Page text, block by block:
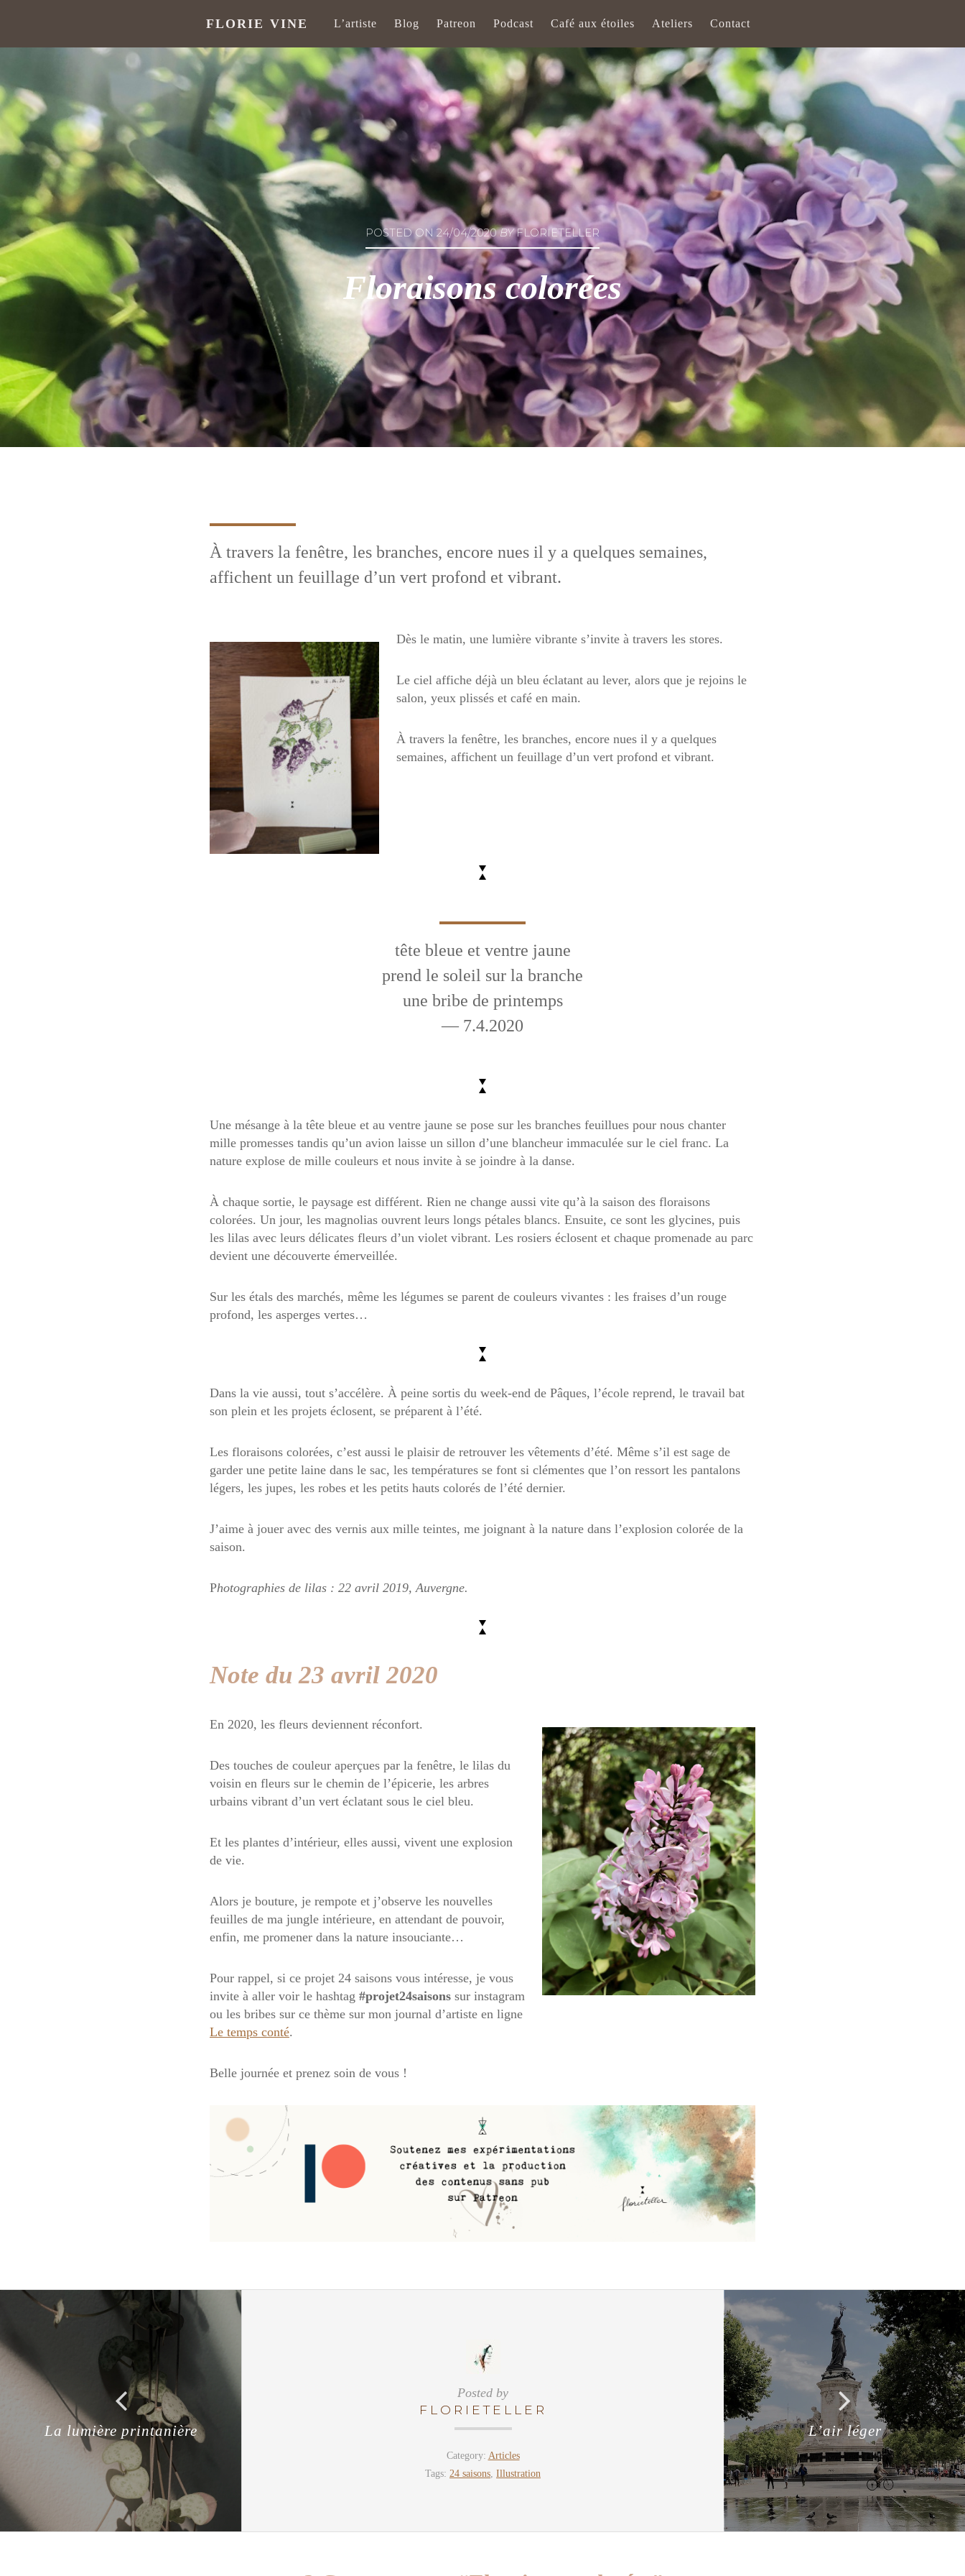
FLORIE VINE L’artiste Blog Patreon Podcast Café aux étoiles Ateliers Contact
POSTED ON 24/04/2020BYFLORIETELLER
Floraisons colorées
À travers la fenêtre, les branches, encore nues il y a quelques semaines,
affichent un feuillage d’un vert profond et vibrant.
Dès le matin, une lumière vibrante s’invite à travers les stores.
Le ciel affiche déjà un bleu éclatant au lever, alors que je rejoins le
salon, yeux plissés et café en main.
À travers la fenêtre, les branches, encore nues il y a quelques
semaines, affichent un feuillage d’un vert profond et vibrant.
tête bleue et ventre jaune
prend le soleil sur la branche
une bribe de printemps
— 7.4.2020
Une mésange à la tête bleue et au ventre jaune se pose sur les branches feuillues pour nous chanter
mille promesses tandis qu’un avion laisse un sillon d’une blancheur immaculée sur le ciel franc. La
nature explose de mille couleurs et nous invite à se joindre à la danse.
À chaque sortie, le paysage est différent. Rien ne change aussi vite qu’à la saison des floraisons
colorées. Un jour, les magnolias ouvrent leurs longs pétales blancs. Ensuite, ce sont les glycines, puis
les lilas avec leurs délicates fleurs d’un violet vibrant. Les rosiers éclosent et chaque promenade au parc
devient une découverte émerveillée.
Sur les étals des marchés, même les légumes se parent de couleurs vivantes : les fraises d’un rouge
profond, les asperges vertes…
Dans la vie aussi, tout s’accélère. À peine sortis du week-end de Pâques, l’école reprend, le travail bat
son plein et les projets éclosent, se préparent à l’été.
Les floraisons colorées, c’est aussi le plaisir de retrouver les vêtements d’été. Même s’il est sage de
garder une petite laine dans le sac, les températures se font si clémentes que l’on ressort les pantalons
légers, les jupes, les robes et les petits hauts colorés de l’été dernier.
J’aime à jouer avec des vernis aux mille teintes, me joignant à la nature dans l’explosion colorée de la
saison.
Photographies de lilas : 22 avril 2019, Auvergne.
Note du 23 avril 2020
En 2020, les fleurs deviennent réconfort.
Des touches de couleur aperçues par la fenêtre, le lilas du
voisin en fleurs sur le chemin de l’épicerie, les arbres
urbains vibrant d’un vert éclatant sous le ciel bleu.
Et les plantes d’intérieur, elles aussi, vivent une explosion
de vie.
Alors je bouture, je rempote et j’observe les nouvelles
feuilles de ma jungle intérieure, en attendant de pouvoir,
enfin, me promener dans la nature insouciante…
Pour rappel, si ce projet 24 saisons vous intéresse, je vous
invite à aller voir le hashtag #projet24saisons sur instagram
ou les bribes sur ce thème sur mon journal d’artiste en ligne
Le temps conté.
Belle journée et prenez soin de vous !
La lumière printanière
Posted by
FLORIETELLER
Category: Articles
Tags: 24 saisons Illustration
L’air léger